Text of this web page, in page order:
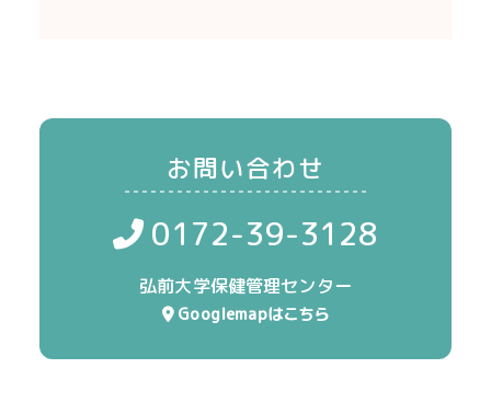
お問い合わせ
0172-39-3128
弘前大学保健管理センター
Googlemapはこちら